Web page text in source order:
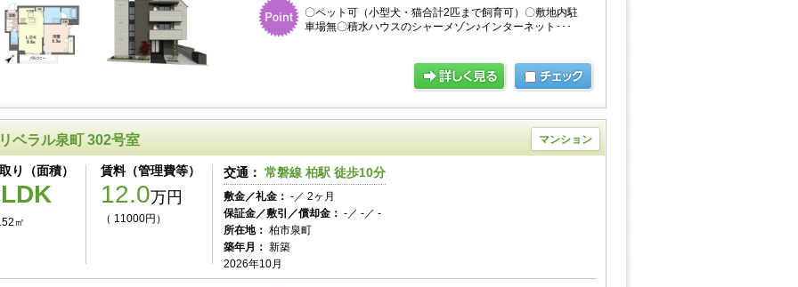
〇ペット可（小型犬・猫合計2匹まで飼育可）〇敷地内駐
車場無〇積水ハウスのシャーメゾン♪インターネット･･･
ベラル泉町 302号室 マンション
り（面積）
㎡
賃料（管理費等）
12.0万円
（ 11000円）
交通： 常磐線 柏駅 徒歩10分
敷金／礼金： -／ 2ヶ月
保証金／敷引／償却金： -／ -／ -
所在地： 柏市泉町
築年月： 新築
2026年10月